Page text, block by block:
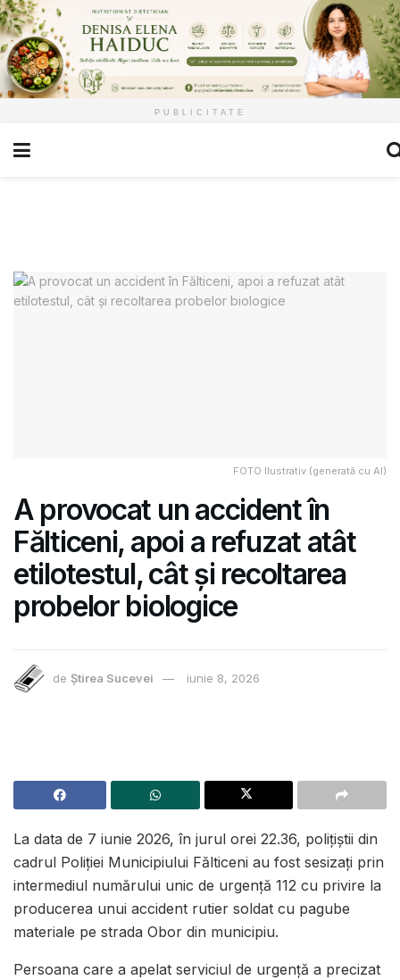
PUBLICITATE
FOTO Ilustrativ (generată cu AI)
A provocat un accident în
Fălticeni, apoi a refuzat atât
etilotestul, cât și recoltarea
probelor biologice
de Știrea Sucevei iunie 8, 2026
La data de 7 iunie 2026, în jurul orei 22.36, polițiștii din
cadrul Poliției Municipiului Fălticeni au fost sesizați prin
intermediul numărului unic de urgență 112 cu privire la
producerea unui accident rutier soldat cu pagube
materiale pe strada Obor din municipiu.
Persoana care a apelat serviciul de urgență a precizat